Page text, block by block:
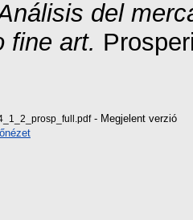
del
fine art.
- Megjelent verzió